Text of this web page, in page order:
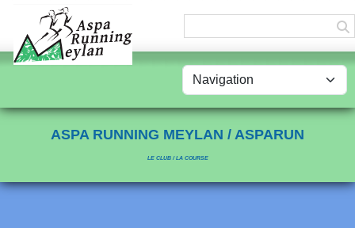
ASPA RUNNING MEYLAN / ASPARUN
LE CLUB / LA COURSE
Panneau de gestion des cookies